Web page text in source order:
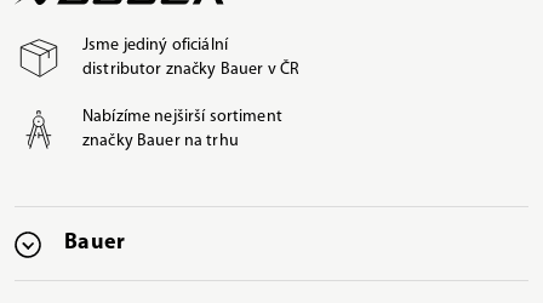
Jsme jediný oficiální
distributor značky Bauer v ČR
Nabízíme nejširší sortiment
značky Bauer na trhu
Bauer